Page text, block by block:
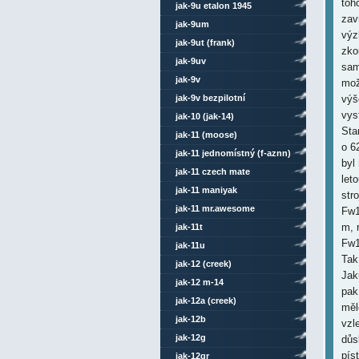
o
byl
m,
jak-9u etalon 1945
jak-9um
jak-9ut (frank)
jak-9uv
jak-9v
jak-9v bezpilotní
jak-10 (jak-14)
jak-11 (moose)
jak-11 jednomístný (f-aznn)
jak-11 czech mate
jak-11 maniyak
jak-11 mr.awesome
jak-11t
jak-11u
jak-12 (creek)
jak-12 m-14
jak-12a (creek)
jak-12b
jak-12g
jak-12gr